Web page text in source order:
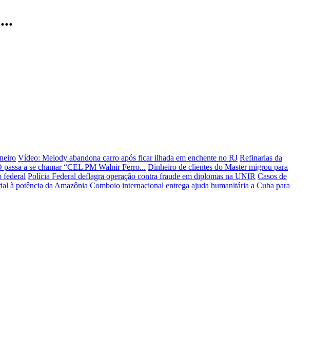
Vídeo: Melody abandona carro após ficar ilhada em enchente no RJ Refinarias da
a se chamar “CEL PM Walnir Ferro... Dinheiro de clientes do Master migrou para
federal Polícia Federal deflagra operação contra fraude em diplomas na UNIR Casos de
à potência da Amazônia Comboio internacional entrega ajuda humanitária a Cuba para